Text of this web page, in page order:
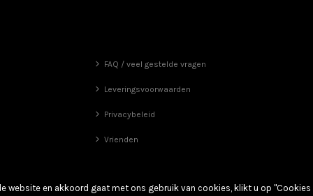
FAQ / veel gestelde vragen
Leveringsvoorwaarden
Privacybeleid
Vrienden
website en akkoord gaat met ons gebruik van cookies, klikt u op "Cookies